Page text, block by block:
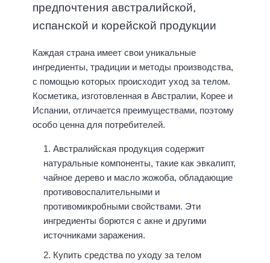
предпочтения австралийской,
испанской и корейской продукции
Каждая страна имеет свои уникальные
ингредиенты, традиции и методы производства,
с помощью которых происходит уход за телом.
Косметика, изготовленная в Австралии, Корее и
Испании, отличается преимуществами, поэтому
особо ценна для потребителей.
Австралийская продукция содержит
натуральные компоненты, такие как эвкалипт,
чайное дерево и масло жожоба, обладающие
противовоспалительными и
противомикробными свойствами. Эти
ингредиенты борются с акне и другими
источниками заражения.
Купить средства по уходу за телом